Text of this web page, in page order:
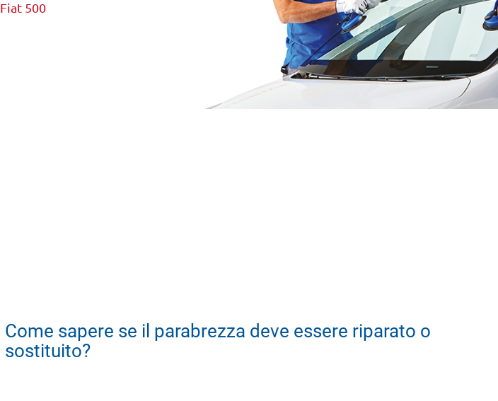
Fiat 500
Come sapere se il parabrezza deve essere riparato o
sostituito?